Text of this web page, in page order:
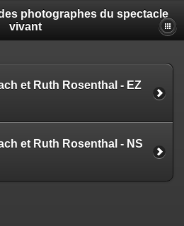
photographes du spectacle
vivant
et Ruth Rosenthal - EZ
et Ruth Rosenthal - NS